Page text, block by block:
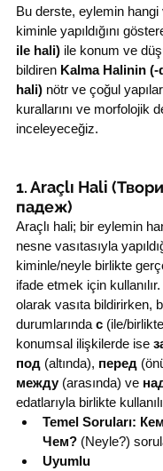
Bu derste, eylemin hangi
kiminle yapıldığını
ile hali) ile konum ve
bildiren Kalma Halinin (-
hali) nötr ve çoğul
kurallarını ve morfolojik
inceleyeceğiz.
1. Araçlı Hali
падеж)
Araçlı hali; bir eylemin
nesne vasıtasıyla
kiminle/neyle birlikte
ifade etmek için
olarak vasıta bildirirken,
durumlarında с (ile/
konumsal ilişkilerde ise
под (altında), перед
между (arasında) ve
edatlarıyla birlikte
Temel Soruları:
Чем? (Neyle?)
Uyumlu